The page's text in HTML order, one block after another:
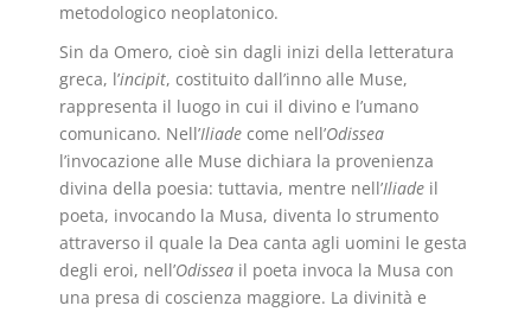
metodologico neoplatonico.
Sin da Omero, cioè sin dagli inizi della letteratura
greca, l’incipit, costituito dall’inno alle Muse,
rappresenta il luogo in cui il divino e l’umano
comunicano. Nell’Iliade come nell’Odissea
l’invocazione alle Muse dichiara la provenienza
divina della poesia: tuttavia, mentre nell’Iliade il
poeta, invocando la Musa, diventa lo strumento
attraverso il quale la Dea canta agli uomini le gesta
degli eroi, nell’Odissea il poeta invoca la Musa con
una presa di coscienza maggiore. La divinità e